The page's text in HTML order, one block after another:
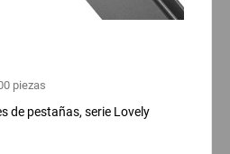
piezas
de pestañas, serie Lovely